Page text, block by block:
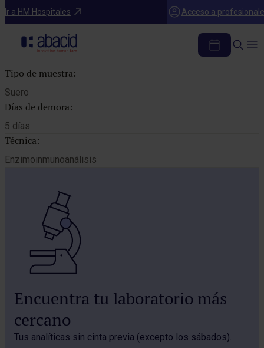
Ir a HM Hospitales Acceso a
Catálogo de pruebas
AC. ANTI FACTOR INTRINSECO
Tipo de muestra:
Suero
Días de demora:
5 días
Técnica:
Enzimoinmunoanálisis
Encuentra tu laboratorio más
cercano
Tus analíticas sin cinta previa (excepto los sábados).